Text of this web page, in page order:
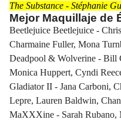
The Substance - Stéphanie
Mejor Maquillaje de
Beetlejuice Beetlejuice -
Charmaine Fuller, Mona
Deadpool & Wolverine - Bill
Monica Huppert, Cyndi
Gladiator II - Jana Carboni,
Lepre, Lauren Baldwin,
MaXXXine - Sarah Rubano,